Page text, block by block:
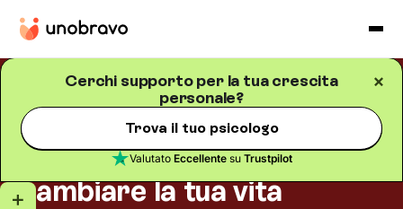
Cerchi supporto per la tua crescita
personale?
Trova il tuo psicologo
Valutato Eccellentesu Trustpilot
Crescita personale 5minuti di lettura
Autoefficacia percepita:
cos'è e perchè può
cambiare la tua vita